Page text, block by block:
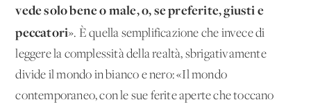
vede solo bene o male, o, se preferite, giusti e
peccatori». È quella semplificazione che invece di
leggere la complessità della realtà, sbrigativamente
divide il mondo in bianco e nero: «Il mondo
contemporaneo, con le sue ferite aperte che toccano